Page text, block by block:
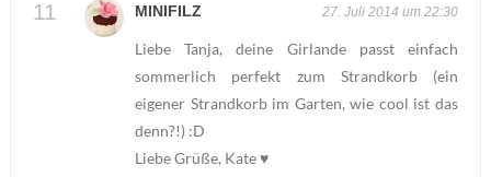
MINIFILZ 27. Juli 2014 um 22:30
Liebe Tanja, deine Girlande passt einfach
sommerlich perfekt zum Strandkorb (ein
eigener Strandkorb im Garten, wie cool ist das
denn?!) :D
Liebe Grüße, Kate ♥